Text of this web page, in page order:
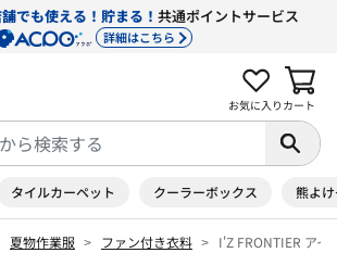
でも使える！貯まる！ 共通ポイントサービス
詳細はこちら
お気に入り カート
タイルカーペット クーラーボックス 熊よ
夏物作業服 ファン付き衣料 I'Z FRONTIER アイ